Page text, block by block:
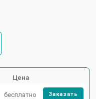
Цена
бесплатно Заказать